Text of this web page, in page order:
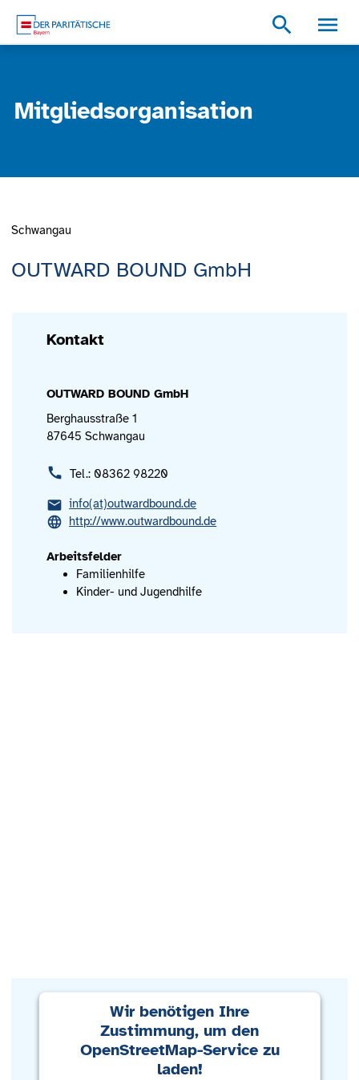
search
Mitgliedsorganisation
OUTWARD BOUND GmbH
Schwangau
Kontakt
OUTWARD BOUND GmbH
Berghausstraße 1
87645 Schwangau
Tel.: 08362 98220
info(at)outwardbound.de
http://www.outwardbound.de
Arbeitsfelder
Familienhilfe
Kinder- und Jugendhilfe
Wir benötigen Ihre
Zustimmung, um den
OpenStreetMap-Service zu
laden!